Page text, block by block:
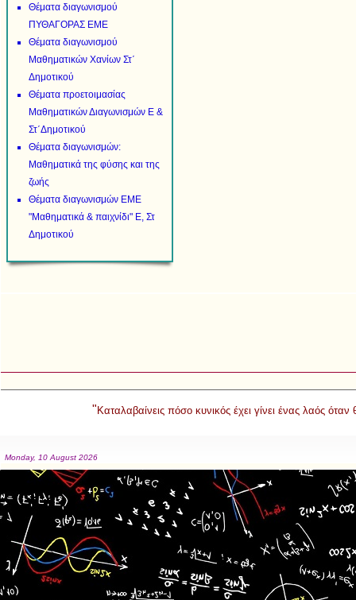
Θέματα διαγωνισμού
ΠΥΘΑΓΟΡΑΣ ΕΜΕ
Θέματα διαγωνισμού
Μαθηματικών Χανίων Στ΄
Δημοτικού
Θέματα προετοιμασίας
Μαθηματικών Διαγωνισμών Ε &
Στ΄Δημοτικού
Θέματα διαγωνισμών:
Μαθηματικά της φύσης και της
ζωής
Θέματα διαγωνισμών ΕΜΕ
"Μαθηματικά & παιχνίδι" Ε, Στ
Δημοτικού
" Καταλαβαίνεις πόσο κυνικός έχει γίνει ένας λαός
Monday, 10 August 2026